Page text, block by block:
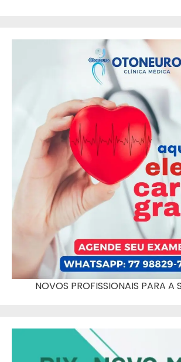
NOVOS PROFISSIONAIS PARA A